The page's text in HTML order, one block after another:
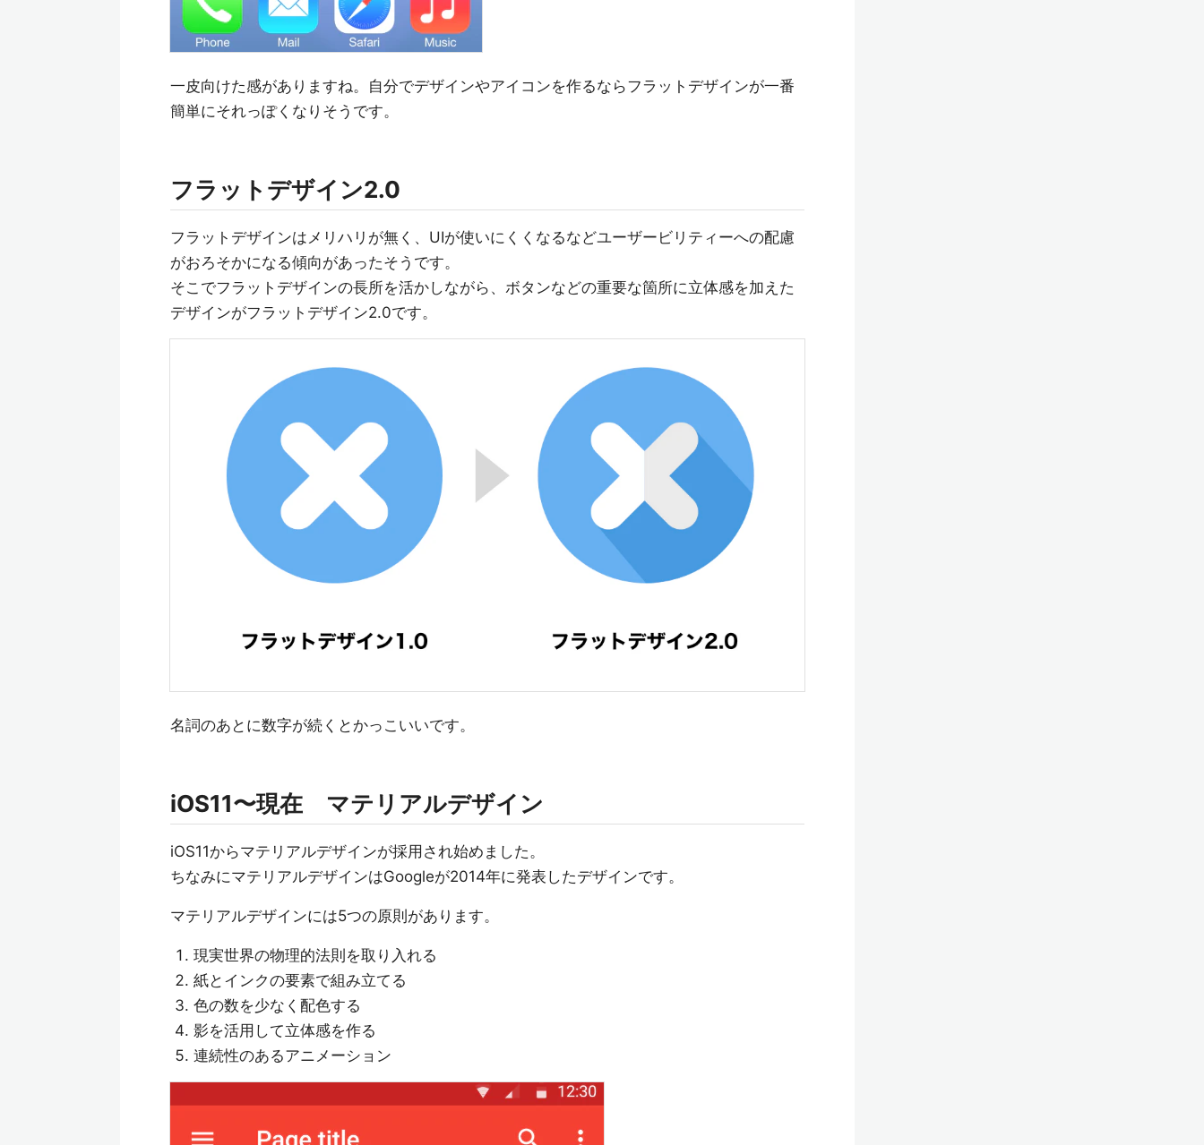
一皮向けた感がありますね。自分でデザインやアイコンを作るならフラットデザインが一番
簡単にそれっぽくなりそうです。
フラットデザイン2.0
フラットデザインはメリハリが無く、UIが使いにくくなるなどユーザービリティーへの配慮
がおろそかになる傾向があったそうです。
そこでフラットデザインの長所を活かしながら、ボタンなどの重要な箇所に立体感を加えた
デザインがフラットデザイン2.0です。
名詞のあとに数字が続くとかっこいいです。
iOS11〜現在 マテリアルデザイン
iOS11からマテリアルデザインが採用され始めました。
ちなみにマテリアルデザインはGoogleが2014年に発表したデザインです。
マテリアルデザインには5つの原則があります。
現実世界の物理的法則を取り入れる
紙とインクの要素で組み立てる
色の数を少なく配色する
影を活用して立体感を作る
連続性のあるアニメーション